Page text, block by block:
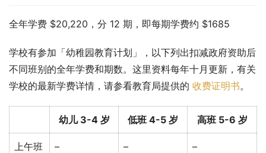
全年学费 $20,220，分 12 期，即每期学费约 $1685
学校有参加「幼稚园教育计划」，以下列出扣减政府资助后
不同班别的全年学费和期数。这里资料每年十月更新，有关
学校的最新学费详情，请参看教育局提供的 收费证明书。
幼儿 3-4 岁 低班 4-5 岁 高班 5-6 岁
上午班 – – –